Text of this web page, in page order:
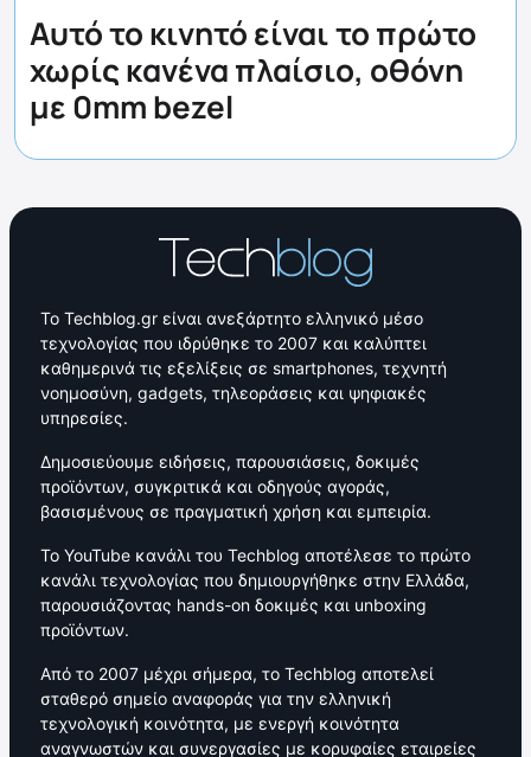
Αυτό το κινητό είναι το πρώτο
χωρίς κανένα πλαίσιο, οθόνη
με 0mm bezel
Το Techblog.gr είναι ανεξάρτητο ελληνικό μέσο
τεχνολογίας που ιδρύθηκε το 2007 και καλύπτει
καθημερινά τις εξελίξεις σε smartphones, τεχνητή
νοημοσύνη, gadgets, τηλεοράσεις και ψηφιακές
υπηρεσίες.
Δημοσιεύουμε ειδήσεις, παρουσιάσεις, δοκιμές
προϊόντων, συγκριτικά και οδηγούς αγοράς,
βασισμένους σε πραγματική χρήση και εμπειρία.
Το YouTube κανάλι του Techblog αποτέλεσε το πρώτο
κανάλι τεχνολογίας που δημιουργήθηκε στην Ελλάδα,
παρουσιάζοντας hands-on δοκιμές και unboxing
προϊόντων.
Από το 2007 μέχρι σήμερα, το Techblog αποτελεί
σταθερό σημείο αναφοράς για την ελληνική
τεχνολογική κοινότητα, με ενεργή κοινότητα
αναγνωστών και συνεργασίες με κορυφαίες εταιρείες